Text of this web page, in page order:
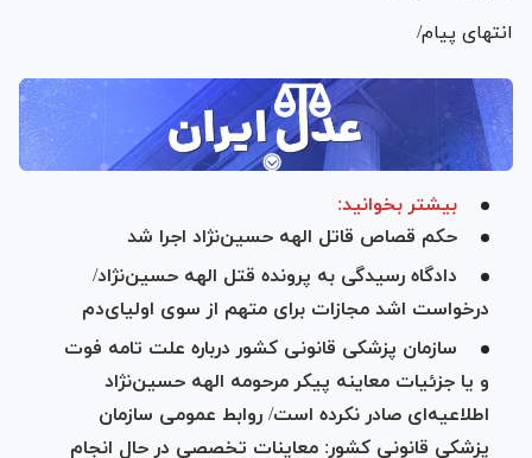
انتهای پیام/
بیشتر بخوانید:
حکم قصاص قاتل الهه حسین‌نژاد اجرا شد
دادگاه رسیدگی به پرونده قتل الهه حسین‌نژاد/
درخواست اشد مجازات برای متهم از سوی اولیای‌دم
سازمان پزشکی قانونی کشور درباره علت تامه فوت
و یا جزئیات معاینه پیکر مرحومه الهه حسین‌نژاد
اطلاعیه‌ای صادر نکرده است/ روابط عمومی سازمان
پزشکی قانونی کشور: معاینات تخصصی در حال انجام